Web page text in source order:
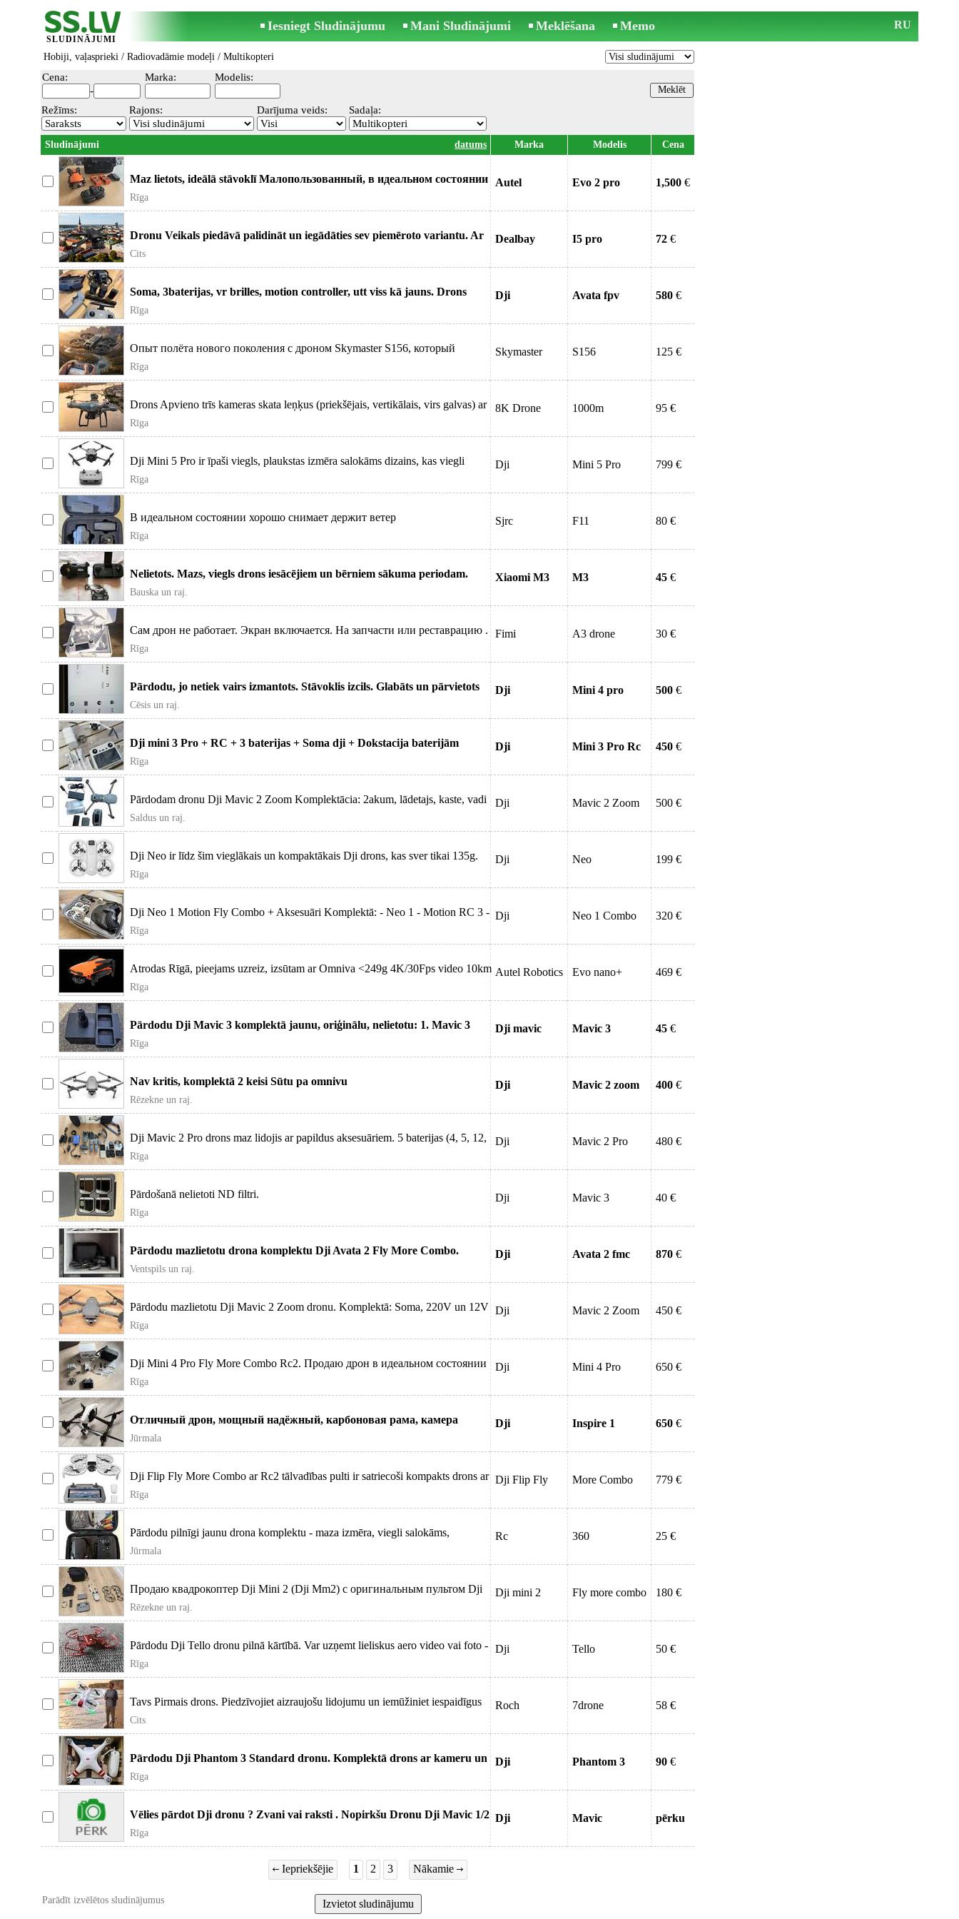
SLUDINĀJUMI
Iesniegt Sludinājumu Mani Sludinājumi Meklēšana Memo RU
Hobiji, vaļasprieki / Radiovadāmie modeļi / Multikopteri
Cena:
-
Marka: Modelis:
Režīms: Rajons: Darījuma veids: Sadaļa:
Sludinājumi datums Marka Modelis Cena
Maz lietots, ideālā stāvoklī Малопользованный, в идеальном состоянии
Rīga
Autel Evo 2 pro 1,500 €
Dronu Veikals piedāvā palidināt un iegādāties sev piemēroto variantu. Ar
šo moderni
Cits
Dealbay I5 pro 72 €
Soma, 3baterijas, vr brilles, motion controller, utt viss kā jauns. Drons
vadās caur vr
Rīga
Dji Avata fpv 580 €
Опыт полёта нового поколения с дроном Skymaster S156, который
сочетает в себе инновацион
Rīga
Skymaster S156 125 €
Drons Apvieno trīs kameras skata leņķus (priekšējais, vertikālais, virs galvas) ar
8K Ul
Rīga
8K Drone 1000m 95 €
Dji Mini 5 Pro ir īpaši viegls, plaukstas izmēra salokāms dizains, kas viegli
ievietojam
Rīga
Dji Mini 5 Pro 799 €
В идеальном состоянии хорошо снимает держит ветер
Rīga
Sjrc F11 80 €
Nelietots. Mazs, viegls drons iesācējiem un bērniem sākuma periodam.
Lido teicami un atb
Bauska un raj.
Xiaomi M3 M3 45 €
Сам дрон не работает. Экран включается. На запчасти или реставрацию .
Покупался в rd ele
Rīga
Fimi A3 drone 30 €
Pārdodu, jo netiek vairs izmantots. Stāvoklis izcils. Glabāts un pārvietots
speciālā som
Cēsis un raj.
Dji Mini 4 pro 500 €
Dji mini 3 Pro + RC + 3 baterijas + Soma dji + Dokstacija baterijām
+papildus pr
Rīga
Dji Mini 3 Pro Rc 450 €
Pārdodam dronu Dji Mavic 2 Zoom Komplektācia: 2akum, lādetajs, kaste, vadi
Apskatī
Saldus un raj.
Dji Mavic 2 Zoom 500 €
Dji Neo ir līdz šim vieglākais un kompaktākais Dji drons, kas sver tikai 135g.
Paceļas u
Rīga
Dji Neo 199 €
Dji Neo 1 Motion Fly Combo + Aksesuāri Komplektā: - Neo 1 - Motion RC 3 -
Goggles
Rīga
Dji Neo 1 Combo 320 €
Atrodas Rīgā, pieejams uzreiz, izsūtam ar Omniva <249g 4K/30Fps video 10km
video
Rīga
Autel Robotics Evo nano+ 469 €
Pārdodu Dji Mavic 3 komplektā jaunu, oriģinālu, nelietotu: 1. Mavic 3
akumulatora uzlād
Rīga
Dji mavic Mavic 3 45 €
Nav kritis, komplektā 2 keisi Sūtu pa omnivu
Rēzekne un raj.
Dji Mavic 2 zoom 400 €
Dji Mavic 2 Pro drons maz lidojis ar papildus aksesuāriem. 5 baterijas (4, 5, 12,
10
Rīga
Dji Mavic 2 Pro 480 €
Pārdošanā nelietoti ND filtri.
Rīga
Dji Mavic 3 40 €
Pārdodu mazlietotu drona komplektu Dji Avata 2 Fly More Combo.
Stāvoklis ideāls, kā
Ventspils un raj.
Dji Avata 2 fmc 870 €
Pārdodu mazlietotu Dji Mavic 2 Zoom dronu. Komplektā: Soma, 220V un 12V
auto lādetāji,
Rīga
Dji Mavic 2 Zoom 450 €
Dji Mini 4 Pro Fly More Combo Rc2. Продаю дрон в идеальном состоянии
с минимальным колли
Rīga
Dji Mini 4 Pro 650 €
Отличный дрон, мощный надёжный, карбоновая рама, камера
Zenmuse x3 с 3-х осевой стабилиз
Jūrmala
Dji Inspire 1 650 €
Dji Flip Fly More Combo ar Rc2 tālvadības pulti ir satriecoši kompakts drons ar
izcilām
Rīga
Dji Flip Fly More Combo 779 €
Pārdodu pilnīgi jaunu drona komplektu - maza izmēra, viegli salokāms,
pārnēsājams. F
Jūrmala
Rc 360 25 €
Продаю квадрокоптер Dji Mini 2 (Dji Mm2) с оригинальным пультом Dji
Rc-N1. Дрон летает,
Rēzekne un raj.
Dji mini 2 Fly more combo 180 €
Pārdodu Dji Tello dronu pilnā kārtībā. Var uzņemt lieliskus aero video vai foto -
piemēr
Rīga
Dji Tello 50 €
Tavs Pirmais drons. Piedzīvojiet aizraujošu lidojumu un iemūžiniet iespaidīgus
skatu
Cits
Roch 7drone 58 €
Pārdodu Dji Phantom 3 Standard dronu. Komplektā drons ar kameru un
stabilizatoru, darba
Rīga
Dji Phantom 3 90 €
Vēlies pārdot Dji dronu ? Zvani vai raksti . Nopirkšu Dronu Dji Mavic 1/2
/3/4 Pro Zoom
Rīga
Dji Mavic pērku
Iepriekšējie 1 2 3 Nākamie
Parādīt izvēlētos sludinājumus